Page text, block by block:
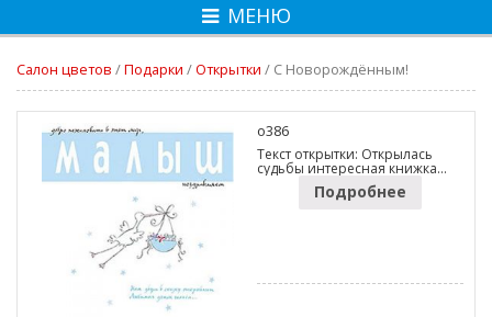
МЕНЮ
Салон цветов /Подарки /Открытки / С Новорождённым!
o386
Текст открытки: Открылась
судьбы интересная книжка…
Подробнее